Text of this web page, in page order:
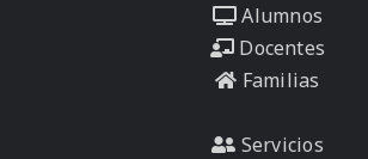
Alumnos
Docentes
Familias
Servicios